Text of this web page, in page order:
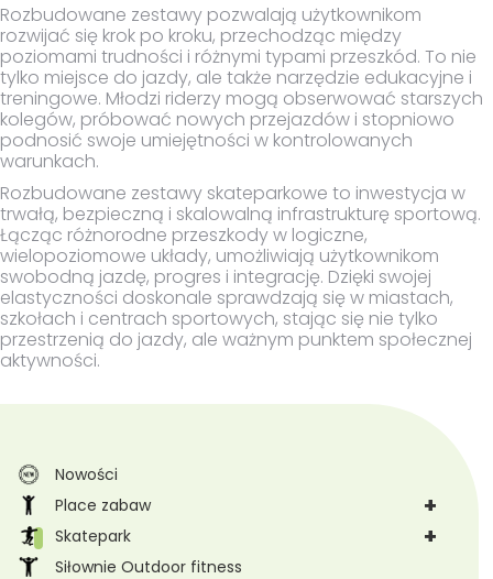
Nowości
+
Place zabaw
+
Skatepark
Siłownie Outdoor fitness
Rozbudowane zestawy pozwalają użytkownikom
rozwijać się krok po kroku, przechodząc między
poziomami trudności i różnymi typami przeszkód. To nie
tylko miejsce do jazdy, ale także narzędzie edukacyjne i
treningowe. Młodzi riderzy mogą obserwować starszych
kolegów, próbować nowych przejazdów i stopniowo
podnosić swoje umiejętności w kontrolowanych
warunkach.
Rozbudowane zestawy skateparkowe to inwestycja w
trwałą, bezpieczną i skalowalną infrastrukturę sportową.
Łącząc różnorodne przeszkody w logiczne,
wielopoziomowe układy, umożliwiają użytkownikom
swobodną jazdę, progres i integrację. Dzięki swojej
elastyczności doskonale sprawdzają się w miastach,
szkołach i centrach sportowych, stając się nie tylko
przestrzenią do jazdy, ale ważnym punktem społecznej
aktywności.